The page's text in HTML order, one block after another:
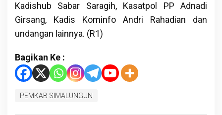
Kadishub Sabar Saragih, Kasatpol PP Adnadi
Girsang, Kadis Kominfo Andri Rahadian dan
undangan lainnya. (R1)
Bagikan Ke :
PEMKAB SIMALUNGUN